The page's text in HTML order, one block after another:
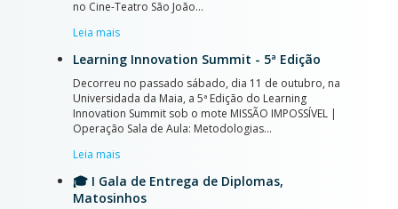
no Cine-Teatro São João…
Leia mais
Learning Innovation Summit - 5ª Edição
Decorreu no passado sábado, dia 11 de outubro, na
Universidada da Maia, a 5ª Edição do Learning
Innovation Summit sob o mote MISSÃO IMPOSSÍVEL |
Operação Sala de Aula: Metodologias…
Leia mais
🎓 I Gala de Entrega de Diplomas,
Matosinhos